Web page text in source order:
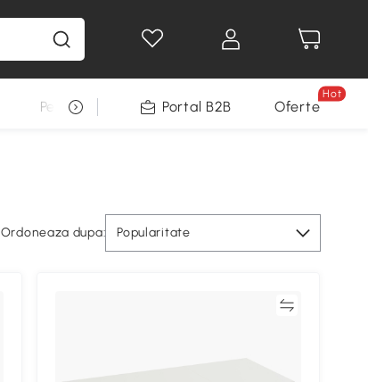
Pentru animale Decoratiuni Sarbatori
Portal B2B Oferte
Hot
Ordoneaza dupa: Popularitate